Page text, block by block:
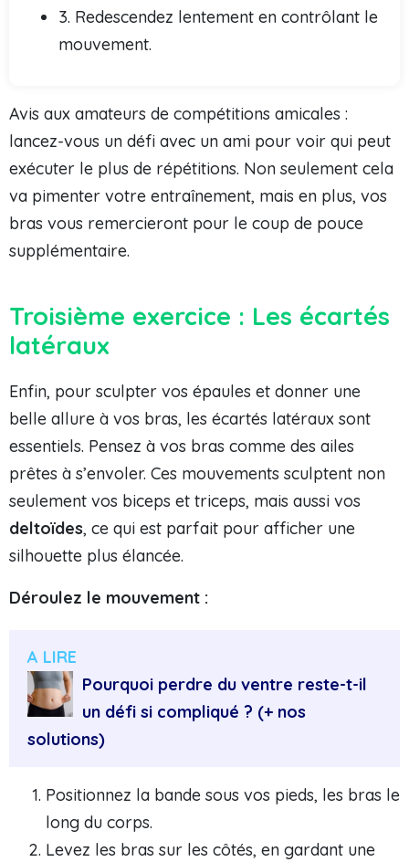
3. Redescendez lentement en contrôlant le
mouvement.
Avis aux amateurs de compétitions amicales :
lancez-vous un défi avec un ami pour voir qui peut
exécuter le plus de répétitions. Non seulement cela
va pimenter votre entraînement, mais en plus, vos
bras vous remercieront pour le coup de pouce
supplémentaire.
Troisième exercice : Les écartés
latéraux
Enfin, pour sculpter vos épaules et donner une
belle allure à vos bras, les écartés latéraux sont
essentiels. Pensez à vos bras comme des ailes
prêtes à s’envoler. Ces mouvements sculptent non
seulement vos biceps et triceps, mais aussi vos
deltoïdes, ce qui est parfait pour afficher une
silhouette plus élancée.
Déroulez le mouvement :
A LIRE
Pourquoi perdre du ventre reste-t-il
un défi si compliqué ? (+ nos
solutions)
Positionnez la bande sous vos pieds, les bras le
long du corps.
Levez les bras sur les côtés, en gardant une